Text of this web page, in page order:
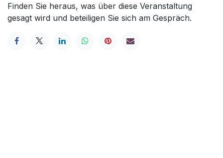
Finden Sie heraus, was über diese Veranstaltung
gesagt wird und beteiligen Sie sich am Gespräch.